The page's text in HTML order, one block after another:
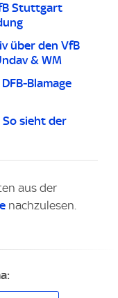
Stuttgart
über den VfB
& WM
Blamage
sieht der
aus der
nachzulesen.